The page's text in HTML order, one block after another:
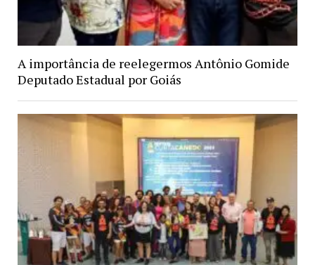
A importância de reelegermos Antônio Gomide
Deputado Estadual por Goiás